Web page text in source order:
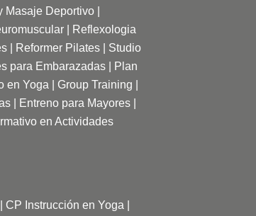
Deportivo |
Reflexologia
Reformer Pilates
Studio
para Embarazadas
Plan
en Yoga Group Training
Entreno para Mayores
en Actividades
CP Instrucción en Yoga